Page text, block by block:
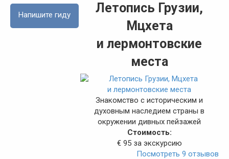
Напишите гиду
Летопись Грузии,
Мцхета
и лермонтовские
места
Знакомство с историческим и
духовным наследием страны в
окружении дивных пейзажей
Стоимость:
€ 95 за экскурсию
Посмотреть 9 отзывов